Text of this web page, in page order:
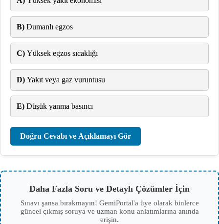
B) Dumanlı egzos
C) Yüksek egzos sıcaklığı
D) Yakıt veya gaz vuruntusu
E) Düşük yanma basıncı
Doğru Cevabı ve Açıklamayı Gör
Daha Fazla Soru ve Detaylı Çözümler İçin
Sınavı şansa bırakmayın! GemiPortal'a üye olarak binlerce
güncel çıkmış soruya ve uzman konu anlatımlarına anında
erişin.